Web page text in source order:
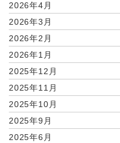
2026年4月
2026年3月
2026年2月
2026年1月
2025年12月
2025年11月
2025年10月
2025年9月
2025年6月